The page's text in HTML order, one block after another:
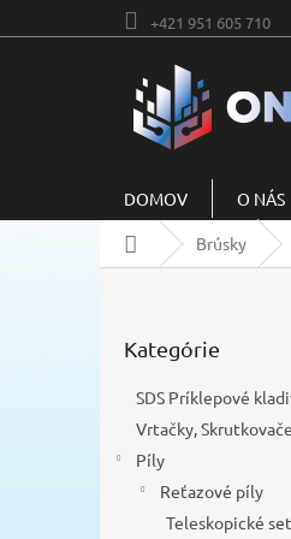
na
+421 951 605 710
DOMOV O NÁS
DomovBrúsky
kategórie
Kategórie
SDS Príklepové
Vrtačky, Skrutkovače
Píly
Reťazové píly
Teleskopické